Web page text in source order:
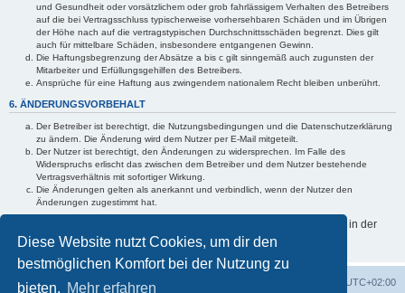
Diese Website nutzt Cookies, um dir den
bestmöglichen Komfort bei der Nutzung zu
bieten. Mehr erfahren
und Gesundheit oder vorsätzlichem oder grob fahrlässigem Verhalten des Betreibers
auf die bei Vertragsschluss typischerweise vorhersehbaren Schäden und im Übrigen
der Höhe nach auf die vertragstypischen Durchschnittsschäden begrenzt. Dies gilt
auch für mittelbare Schäden, insbesondere entgangenen Gewinn.
Die Haftungsbegrenzung der Absätze a bis c gilt sinngemäß auch zugunsten der
Mitarbeiter und Erfüllungsgehilfen des Betreibers.
Ansprüche für eine Haftung aus zwingendem nationalem Recht bleiben unberührt.
6. ÄNDERUNGSVORBEHALT
Der Betreiber ist berechtigt, die Nutzungsbedingungen und die Datenschutzerklärung
zu ändern. Die Änderung wird dem Nutzer per E-Mail mitgeteilt.
Der Nutzer ist berechtigt, den Änderungen zu widersprechen. Im Falle des
Widerspruchs erlischt das zwischen dem Betreiber und dem Nutzer bestehende
Vertragsverhältnis mit sofortiger Wirkung.
Die Änderungen gelten als anerkannt und verbindlich, wenn der Nutzer den
Änderungen zugestimmt hat.
Informationen über den Umgang mit deinen persönlichen Daten sind in der
Datenschutzerklärung enthalten.
Foren-Übersicht UTC+02:00